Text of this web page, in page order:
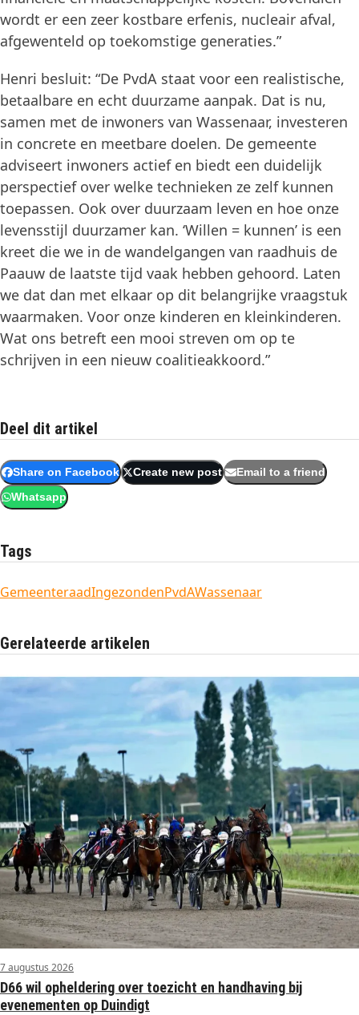
wordt er een zeer kostbare erfenis, nucleair afval,
afgewenteld op toekomstige generaties.”
Henri besluit: “De PvdA staat voor een realistische,
betaalbare en echt duurzame aanpak. Dat is nu,
samen met de inwoners van Wassenaar, investeren
in concrete en meetbare doelen. De gemeente
adviseert inwoners actief en biedt een duidelijk
perspectief over welke technieken ze zelf kunnen
toepassen. Ook over duurzaam leven en hoe onze
levensstijl duurzamer kan. ‘Willen = kunnen’ is een
kreet die we in de wandelgangen van raadhuis de
Paauw de laatste tijd vaak hebben gehoord. Laten
we dat dan met elkaar op dit belangrijke vraagstuk
waarmaken. Voor onze kinderen en kleinkinderen.
Wat ons betreft een mooi streven om op te
schrijven in een nieuw coalitieakkoord.”
Deel dit artikel
Share on Facebook Create new post Email to a friend
Whatsapp
Tags
GemeenteraadIngezondenPvdAWassenaar
Gerelateerde artikelen
7 augustus 2026
D66 wil opheldering over toezicht en handhaving bij
evenementen op Duindigt